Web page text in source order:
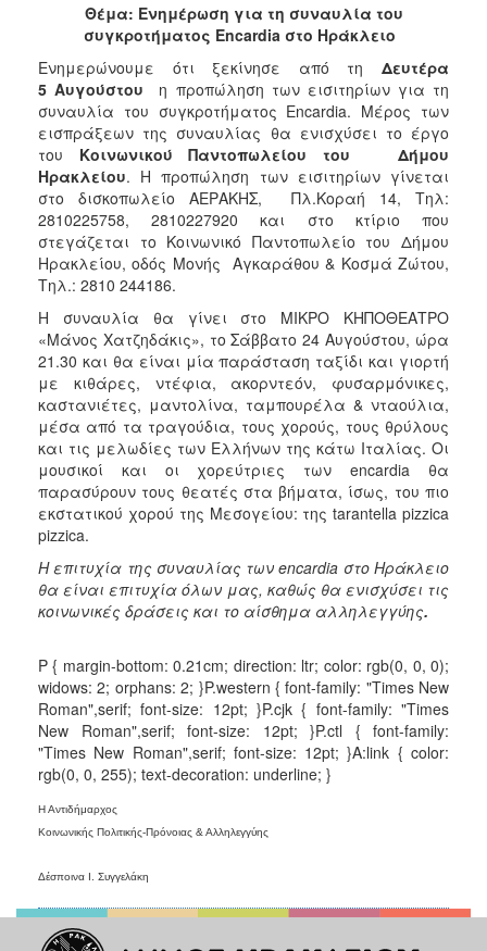
Απασχόλησης
Παιδιών
(Κ.Δ.Α.Π.)
Κέντρα
Ημερήσιας
Φροντίδας
Ηλικιωμένων
(Κ.Η.Φ.Η.)
Κ.Δ.Α.Π.Α.μεΑ.
Αδειοδότηση
&
Έλεγχος
Βρεφονηπιακών
Σταθμών
Δημοτικό
Ιατρείο
Ξενώνας
Φιλοξενίας
Γυναικών
Κέντρο
Κοινότητας
Φαρμακείο
Κοινωνικό
Παντοπωλείο
Ισότητα
των
Φύλων
Υγεία
Αυτόματοι
Απινιδωτές
ΤΟΠΟΣ
Θέμα: Ενημέρωση για τη συναυλία του
συγκροτήματος Εncardia στο Ηράκλειο
Ενημερώνουμε ότι ξεκίνησε από τη Δευτέρα
5 Αυγούστου
η προπώληση των εισιτηρίων για τη
συναυλία του συγκροτήματος Εncardia. Μέρος των
εισπράξεων της συναυλίας θα ενισχύσει το έργο
του Κοινωνικού Παντοπωλείου του Δήμου
Ηρακλείου. Η προπώληση των εισιτηρίων γίνεται
στο δισκοπωλείο ΑΕΡΑΚΗΣ, Πλ.Κοραή 14, Τηλ:
2810225758, 2810227920 και στο κτίριο που
στεγάζεται το Κοινωνικό Παντοπωλείο του Δήμου
Ηρακλείου, οδός Μονής Αγκαράθου & Κοσμά Ζώτου,
Τηλ.: 2810 244186.
Η συναυλία θα γίνει στο ΜΙΚΡΟ ΚΗΠΟΘΕΑΤΡΟ
«Μάνος Χατζηδάκις», το Σάββατο 24 Αυγούστου, ώρα
21.30 και θα είναι μία παράσταση ταξίδι και γιορτή
με κιθάρες, ντέφια, ακορντεόν, φυσαρμόνικες,
καστανιέτες, μαντολίνα, ταμπουρέλα & νταούλια,
μέσα από τα τραγούδια, τους χορούς, τους θρύλους
και τις μελωδίες των Ελλήνων της κάτω Ιταλίας. Οι
μουσικοί και οι χορεύτριες των encardia θα
παρασύρουν τους θεατές στα βήματα, ίσως, του πιο
εκστατικού χορού της Μεσογείου: της tarantella pizzica
pizzica.
Η επιτυχία της συναυλίας των encardia στο Ηράκλειο
θα είναι επιτυχία όλων μας, καθώς θα ενισχύσει τις
κοινωνικές δράσεις και το αίσθημα αλληλεγγύης.
P { margin-bottom: 0.21cm; direction: ltr; color: rgb(0, 0, 0);
widows: 2; orphans: 2; }P.western { font-family: "Times New
Roman",serif; font-size: 12pt; }P.cjk { font-family: "Times
New Roman",serif; font-size: 12pt; }P.ctl { font-family:
"Times New Roman",serif; font-size: 12pt; }A:link { color:
rgb(0, 0, 255); text-decoration: underline; }
Η Αντιδήμαρχος
Κοινωνικής Πολιτικής-Πρόνοιας & Αλληλεγγύης
Δέσποινα Ι. Συγγελάκη